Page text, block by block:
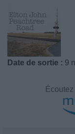
Date de sortie : 9
Écoutez